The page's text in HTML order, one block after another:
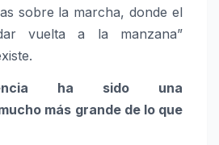
sobre la marcha, donde el
vuelta a la manzana”
ha sido una
más grande de lo que